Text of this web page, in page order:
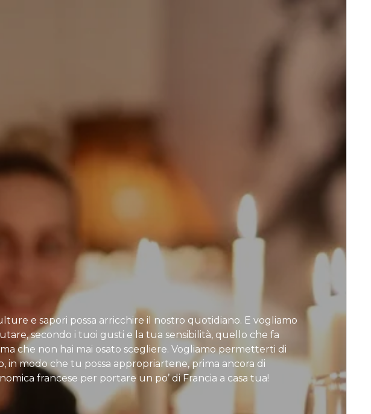
e sapori possa arricchire il nostro quotidiano. E vogliamo
secondo i tuoi gusti e la tua sensibilità, quello che fa
che non hai mai osato scegliere. Vogliamo permetterti di
in modo che tu possa appropriartene, prima ancora di
francese per portare un po’ di Francia a casa tua!